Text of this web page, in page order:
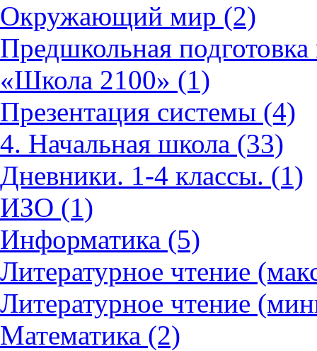
Окружающий мир (2)
Предшкольная
«Школа 2100» (1)
Презентация системы (4)
4. Начальная школа (33)
Дневники. 1-4 классы. (1)
ИЗО (1)
Информатика (5)
Литературное чтение
Литературное чтение
Математика (2)